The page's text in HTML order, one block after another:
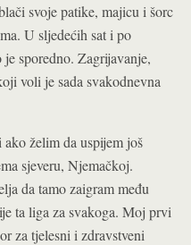
svoje patike, majicu i šorc
U sljedećih sat i po
sporedno. Zagrijavanje,
voli je sada svakodnevna
želim da uspijem još
sjeveru, Njemačkoj.
da tamo zaigram među
ta liga za svakoga. Moj prvi
za tjelesni i zdravstveni